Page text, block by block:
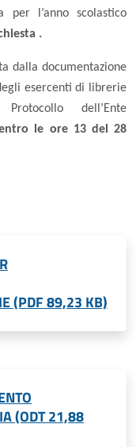
per l’anno scolastico
.
dalla documentazione
esercenti di librerie
dell’Ente
le ore 13 del28
(PDF 89,23 KB)
(ODT 21,88